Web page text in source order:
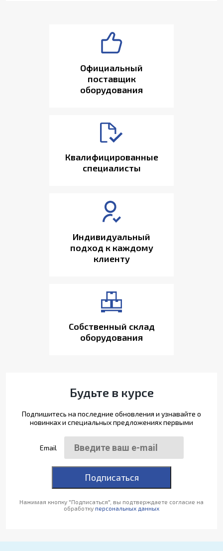
Официальный
поставщик
оборудования
Квалифицированные
специалисты
Индивидуальный
подход к каждому
клиенту
Собственный склад
оборудования
Будьте в курсе
Подпишитесь на последние обновления и узнавайте о
новинках и специальных предложениях первыми
Email
Подписаться
Нажимая кнопку "Подписаться", вы подтверждаете согласие на
обработку персональных данных